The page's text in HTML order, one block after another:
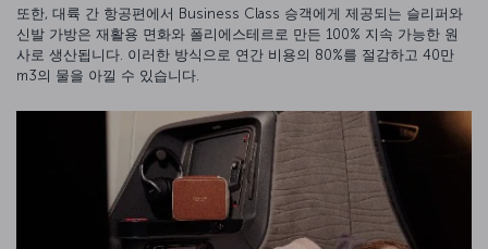
또한, 대륙 간 항공편에서 Business Class 승객에게 제공되는 슬리퍼와
신발 가방은 재활용 면화와 폴리에스테르로 만든 100% 지속 가능한 원
사로 생산됩니다. 이러한 방식으로 연간 비용의 80%를 절감하고 40만
m3의 물을 아낄 수 있습니다.